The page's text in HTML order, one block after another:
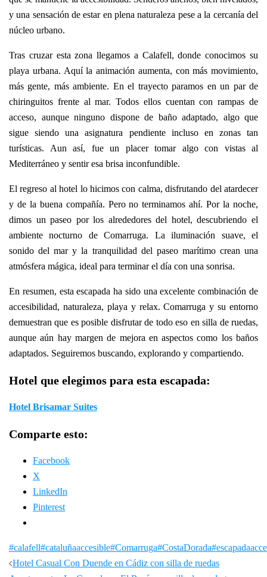
y una sensación de estar en plena naturaleza pese a la cercanía del
núcleo urbano.
Tras cruzar esta zona llegamos a Calafell, donde conocimos su
playa urbana. Aquí la animación aumenta, con más movimiento,
más gente, más ambiente. En el trayecto paramos en un par de
chiringuitos frente al mar. Todos ellos cuentan con rampas de
acceso, aunque ninguno dispone de baño adaptado, algo que
sigue siendo una asignatura pendiente incluso en zonas tan
turísticas. Aun así, fue un placer tomar algo con vistas al
Mediterráneo y sentir esa brisa inconfundible.
El regreso al hotel lo hicimos con calma, disfrutando del atardecer
y de la buena compañía. Pero no terminamos ahí. Por la noche,
dimos un paseo por los alrededores del hotel, descubriendo el
ambiente nocturno de Comarruga. La iluminación suave, el
sonido del mar y la tranquilidad del paseo marítimo crean una
atmósfera mágica, ideal para terminar el día con una sonrisa.
En resumen, esta escapada ha sido una excelente combinación de
accesibilidad, naturaleza, playa y relax. Comarruga y su entorno
demuestran que es posible disfrutar de todo eso en silla de ruedas,
aunque aún hay margen de mejora en aspectos como los baños
adaptados. Seguiremos buscando, explorando y compartiendo.
Hotel que elegimos para esta escapada:
Hotel Brisamar Suites
Comparte esto:
Facebook
X
LinkedIn
Pinterest
#calafell#cataluñaaccesible#Comarruga#CostaDorada
Navegación
Hotel Casual Con Duende en Cádiz con silla de ruedas